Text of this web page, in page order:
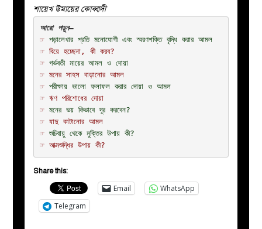
শায়েখ উমায়ের কোব্বাদী
আরো পড়ুন–
☞ পড়ালেখার প্রতি মনোযোগী এবং স্মরণশক্তি বৃদ্ধি করার আমল
☞ বিয়ে হচ্ছেনা, কী করব?
☞ গর্ভবতী মায়ের আমল ও দোয়া
☞ মনের সাহস বাড়ানোর আমল
☞ পরীক্ষায় ভালো ফলাফল করার দোয়া ও আমল
☞ ঋণ পরিশোধের দোয়া
☞ মনের ভয় কিভাবে দূর করবেন?
☞ যাদু কাটানোর আমল
☞ শুচিবায়ু থেকে মুক্তির উপায় কী?
☞ আত্মশুদ্ধির উপায় কী?
Share this:
Email
WhatsApp
Telegram